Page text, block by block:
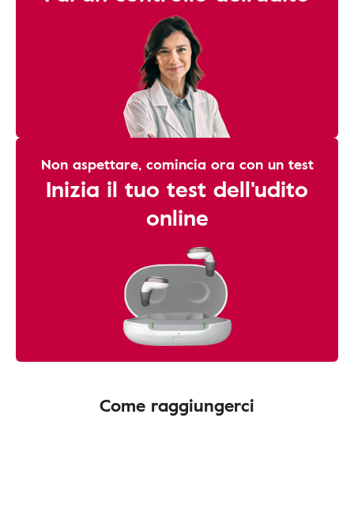
Non aspettare, comincia ora con un test
Inizia il tuo test dell'udito
online
Come raggiungerci